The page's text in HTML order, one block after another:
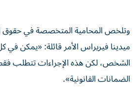
وتلخص المحامية المتخصصة في حقوق
ميدينا فيريراس الأمر قائلة: «يمكن في
الشخص، لكن هذه الإجراءات تتطلب
الضمانات القانونية».